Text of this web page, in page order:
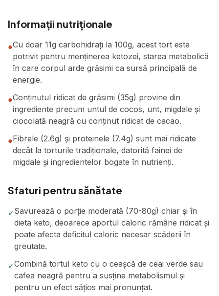
Informații nutriționale
●Cu doar 11g carbohidrați la 100g, acest tort este
potrivit pentru menținerea ketozei, starea metabolică
în care corpul arde grăsimi ca sursă principală de
energie.
●Conținutul ridicat de grăsimi (35g) provine din
ingrediente precum untul de cocos, unt, migdale și
ciocolată neagră cu conținut ridicat de cacao.
●Fibrele (2.6g) și proteinele (7.4g) sunt mai ridicate
decât la torturile tradiționale, datorită fainei de
migdale și ingredientelor bogate în nutrienți.
Sfaturi pentru sănătate
✓Savurează o porție moderată (70-80g) chiar și în
dieta keto, deoarece aportul caloric rămâne ridicat și
poate afecta deficitul caloric necesar scăderii în
greutate.
✓Combină tortul keto cu o ceașcă de ceai verde sau
cafea neagră pentru a susține metabolismul și
pentru un efect sățios mai pronunțat.